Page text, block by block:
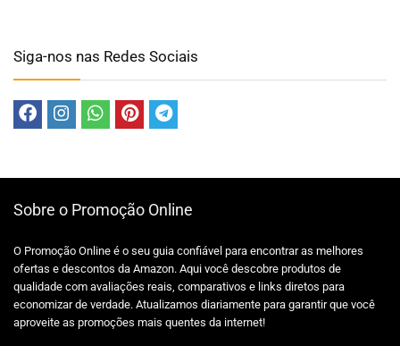
Siga-nos nas Redes Sociais
Sobre o Promoção Online
O Promoção Online é o seu guia confiável para encontrar as melhores
ofertas e descontos da Amazon. Aqui você descobre produtos de
qualidade com avaliações reais, comparativos e links diretos para
economizar de verdade. Atualizamos diariamente para garantir que você
aproveite as promoções mais quentes da internet!